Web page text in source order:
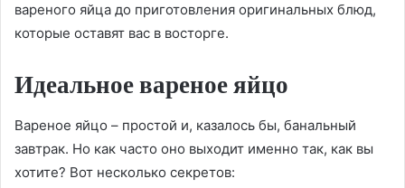
вареного яйца до приготовления оригинальных блюд,
которые оставят вас в восторге.
Идеальное вареное яйцо
Вареное яйцо – простой и, казалось бы, банальный
завтрак. Но как часто оно выходит именно так, как вы
хотите? Вот несколько секретов: